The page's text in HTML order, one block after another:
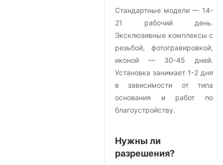
Стандартные модели — 14-
21 рабочий день.
Эксклюзивные комплексы с
резьбой, фотогравировкой,
иконой — 30-45 дней.
Установка занимает 1-2 дня
в зависимости от типа
основания и работ по
благоустройству.
Нужны ли
разрешения?